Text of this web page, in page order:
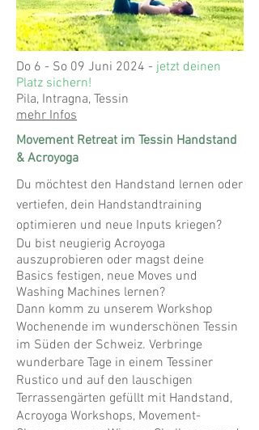
Do 6 - So 09 Juni 2024 - jetzt deinen
Platz sichern!
Pila, Intragna, Tessin
mehr Infos
Movement Retreat im Tessin Handstand
& Acroyoga
Du möchtest den Handstand lernen oder
vertiefen, dein Handstandtraining
optimieren und neue Inputs kriegen?
Du bist neugierig Acroyoga
auszuprobieren oder magst deine
Basics festigen, neue Moves und
Washing Machines lernen?
Dann komm zu unserem Workshop
Wochenende im wunderschönen Tessin
im Süden der Schweiz. Verbringe
wunderbare Tage in einem Tessiner
Rustico und auf den lauschigen
Terrassengärten gefüllt mit Handstand,
Acroyoga Workshops, Movement-